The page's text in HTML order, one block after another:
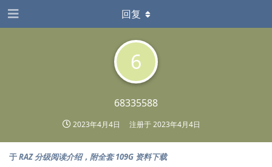
6
68335588
2023年4月4日 注册于2023年4月4日
回复
于RAZ 分级阅读介绍，附全套 109G 资料下载